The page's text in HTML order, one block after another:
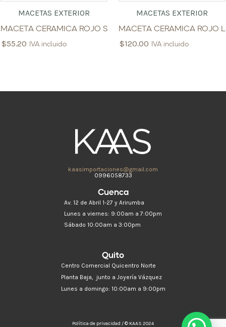
MACETAS EXTERIOR
MACETA CERAMICA ROJO S
$55.20 IVA incluido
MACETAS EXTERIOR
MACETA CERAMICA ROJO L
$120.00 IVA incluido
kaasimportaciones@gmail.com
0996058733
Cuenca
Av. 12 de Abril 1-27 y Arirumba
Lunes a viernes: 9:00am a 7:00pm
Sábado 10:00am a 3:00pm
Quito
Centro Comercial Quicentro Norte
Planta Baja, junto a Joyería Vázquez
Lunes a domingo: 10:00am a 9:00pm
Política de privacidad / © KAAS 2024